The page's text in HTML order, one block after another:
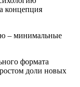
концепция
– минимальные
формата
доли новых